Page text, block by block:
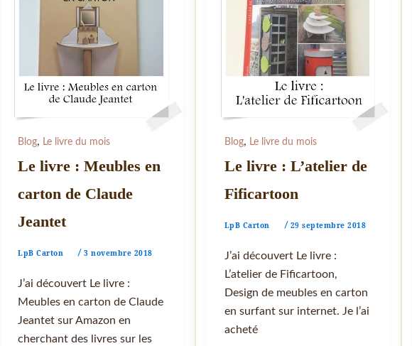
Blog, Le livre du mois
Le livre : Meubles en
carton de Claude
Jeantet
LpB Carton / 3 novembre 2018
J’ai découvert Le livre :
Meubles en carton de Claude
Jeantet sur Amazon en
cherchant des livres sur les
Blog, Le livre du mois
Le livre : L’atelier de
Fificartoon
LpB Carton / 29 septembre 2018
J’ai découvert Le livre :
L’atelier de Fificartoon,
Design de meubles en carton
en surfant sur internet. Je l’ai
acheté